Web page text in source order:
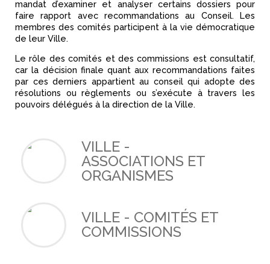
mandat d’examiner et analyser certains dossiers pour
faire rapport avec recommandations au Conseil. Les
membres des comités participent à la vie démocratique
de leur Ville.
Le rôle des comités et des commissions est consultatif,
car la décision finale quant aux recommandations faites
par ces derniers appartient au conseil qui adopte des
résolutions ou règlements ou s’exécute à travers les
pouvoirs délégués à la direction de la Ville.
VILLE -
ASSOCIATIONS ET
ORGANISMES
VILLE - COMITÉS ET
COMMISSIONS